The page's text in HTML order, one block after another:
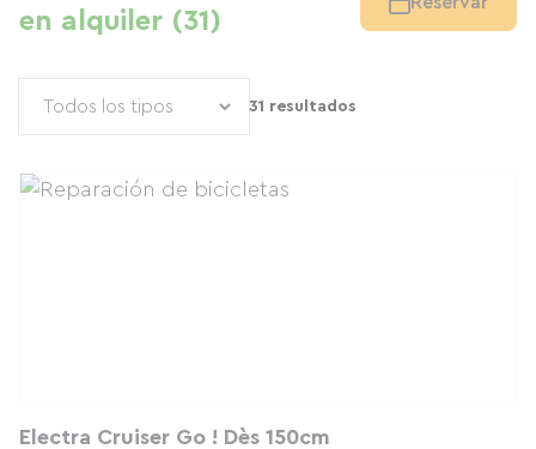
en alquiler (31)
31 resultados
Electra Cruiser Go ! Dès 150cm